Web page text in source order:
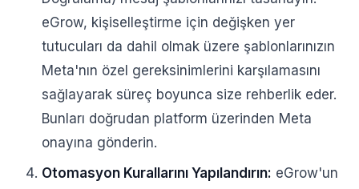
eGrow, kişiselleştirme için değişken yer
tutucuları da dahil olmak üzere şablonlarınızın
Meta'nın özel gereksinimlerini karşılamasını
sağlayarak süreç boyunca size rehberlik eder.
Bunları doğrudan platform üzerinden Meta
onayına gönderin.
Otomasyon Kurallarını Yapılandırın: eGrow'un